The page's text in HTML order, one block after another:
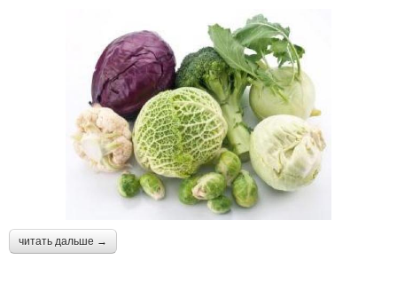
читать дальше →